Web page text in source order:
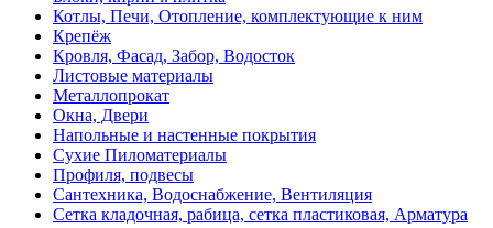
Котлы, Печи, Отопление, комплектующие к ним
Крепёж
Кровля, Фасад, Забор, Водосток
Листовые материалы
Металлопрокат
Окна, Двери
Напольные и настенные покрытия
Сухие Пиломатериалы
Профиля, подвесы
Сантехника, Водоснабжение, Вентиляция
Сетка кладочная, рабица, сетка пластиковая, Арматура